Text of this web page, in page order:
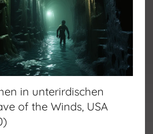
in unterirdischen
of the Winds, USA